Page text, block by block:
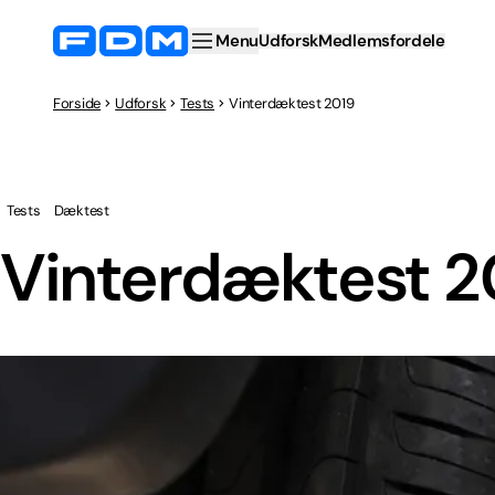
MenuUdforskMedlemsfordele
Forside Udforsk Tests Vinterdæktest 2019
Vinterdæktest
Tests Dæktest